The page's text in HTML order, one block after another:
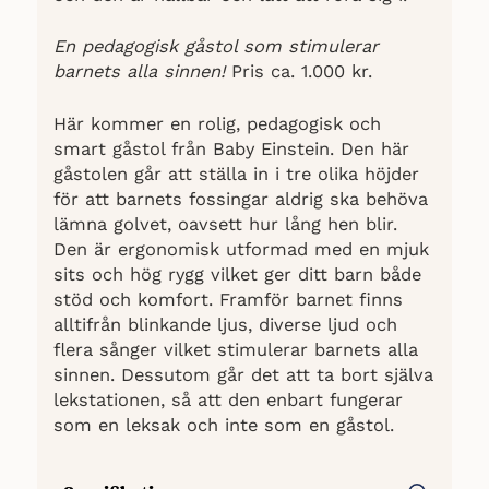
En pedagogisk gåstol som stimulerar
barnets alla sinnen!Pris ca. 1.000 kr.
Här kommer en rolig, pedagogisk och
smart gåstol från Baby Einstein. Den här
gåstolen går att ställa in i tre olika höjder
för att barnets fossingar aldrig ska behöva
lämna golvet, oavsett hur lång hen blir.
Den är ergonomisk utformad med en mjuk
sits och hög rygg vilket ger ditt barn både
stöd och komfort. Framför barnet finns
alltifrån blinkande ljus, diverse ljud och
flera sånger vilket stimulerar barnets alla
sinnen. Dessutom går det att ta bort själva
lekstationen, så att den enbart fungerar
som en leksak och inte som en gåstol.